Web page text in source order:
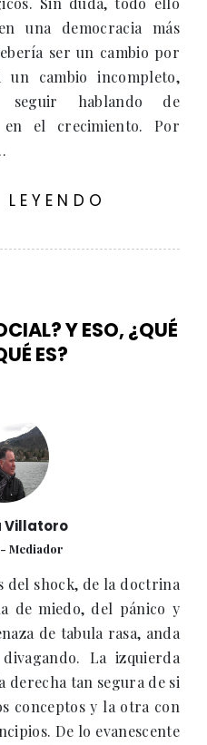
una democracia más
ser un cambio por
un cambio incompleto,
hablando de
en el crecimiento. Por
Y ESO, ¿QUÉ
ES?
Villatoro
Mediador
del shock, de la doctrina
de miedo, del pánico y
de tabula rasa, anda
La izquierda
derecha tan segura de si
conceptos y la otra con
De lo evanescente